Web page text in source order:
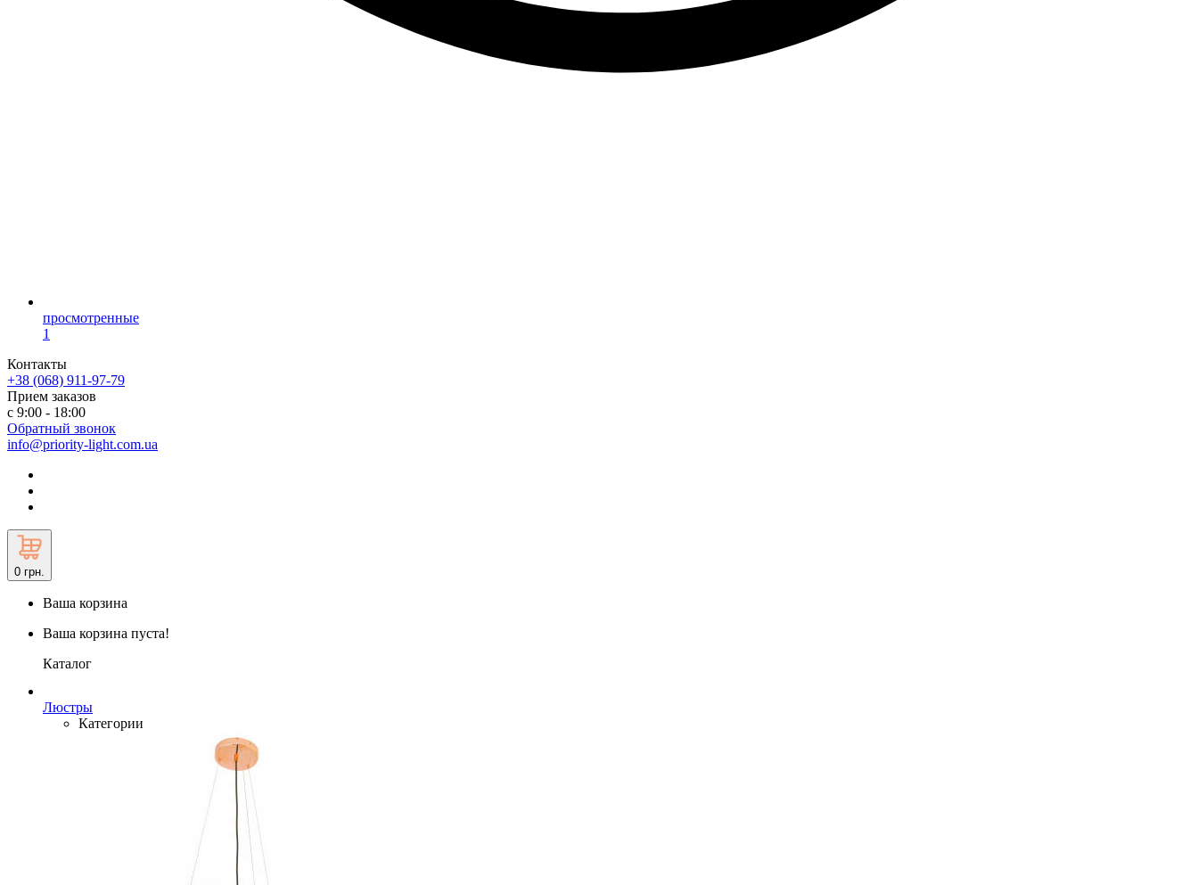
просмотренные
1
Контакты
+38 (068) 911-97-79
Прием заказов
с 9:00 - 18:00
Обратный звонок
info@priority-light.com.ua
0 грн.
Ваша корзина
Ваша корзина пуста!
Каталог
Люстры
Категории